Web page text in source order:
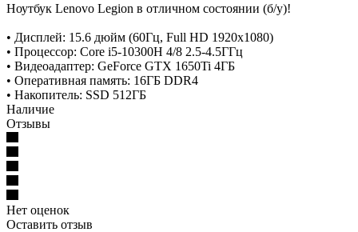
Ноутбук Lenovo Legion в отличном состоянии (б/у)!
• Дисплей: 15.6 дюйм (60Гц, Full HD 1920x1080)
• Процессор: Core i5-10300H 4/8 2.5-4.5ГГц
• Видеоадаптер: GeForce GTX 1650Ti 4ГБ
• Оперативная память: 16ГБ DDR4
• Накопитель: SSD 512ГБ
Наличие
Отзывы
Нет оценок
Оставить отзыв